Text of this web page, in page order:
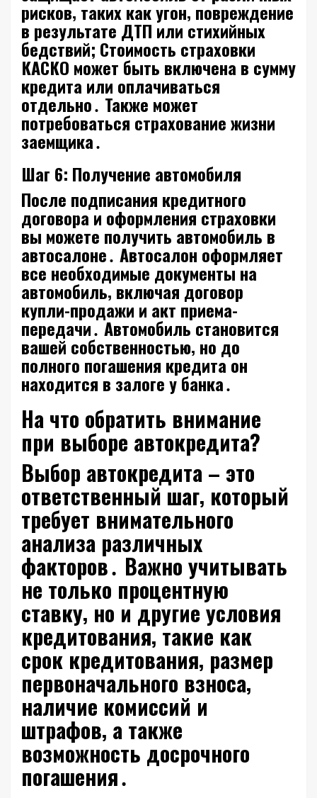
рисков‚ таких как угон‚ повреждение
в результате ДТП или стихийных
бедствий; Стоимость страховки
КАСКО может быть включена в сумму
кредита или оплачиваться
отдельно․ Также может
потребоваться страхование жизни
заемщика․
Шаг 6: Получение автомобиля
После подписания кредитного
договора и оформления страховки
вы можете получить автомобиль в
автосалоне․ Автосалон оформляет
все необходимые документы на
автомобиль‚ включая договор
купли-продажи и акт приема-
передачи․ Автомобиль становится
вашей собственностью‚ но до
полного погашения кредита он
находится в залоге у банка․
На что обратить внимание
при выборе автокредита?
Выбор автокредита – это
ответственный шаг‚ который
требует внимательного
анализа различных
факторов․ Важно учитывать
не только процентную
ставку‚ но и другие условия
кредитования‚ такие как
срок кредитования‚ размер
первоначального взноса‚
наличие комиссий и
штрафов‚ а также
возможность досрочного
погашения․